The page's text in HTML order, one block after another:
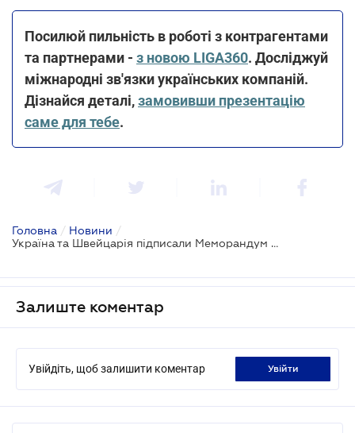
Посилюй пильність в роботі з контрагентами
та партнерами - з новою LIGA360. Досліджуй
міжнародні зв'язки українських компаній.
Дізнайся деталі,замовивши презентацію
саме для тебе.
Головна / Новини /
Україна та Швейцарія підписали Меморандум щодо залучення швейцарського приватного сектору до проєктів відновлення та реконструкції
Залиште коментар
Увійдіть, щоб залишити коментар увійти